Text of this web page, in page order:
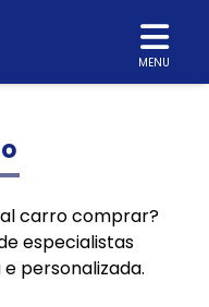
MENU
carro comprar?
especialistas
personalizada.